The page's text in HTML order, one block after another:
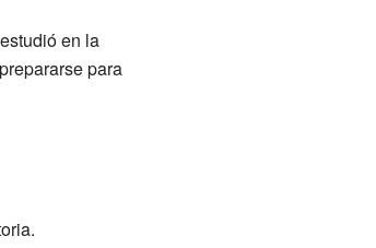
en la
para